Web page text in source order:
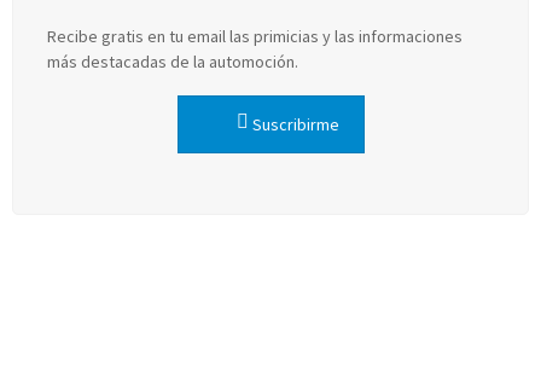
Recibe gratis en tu email las primicias y las informaciones
más destacadas de la automoción.
Suscribirme